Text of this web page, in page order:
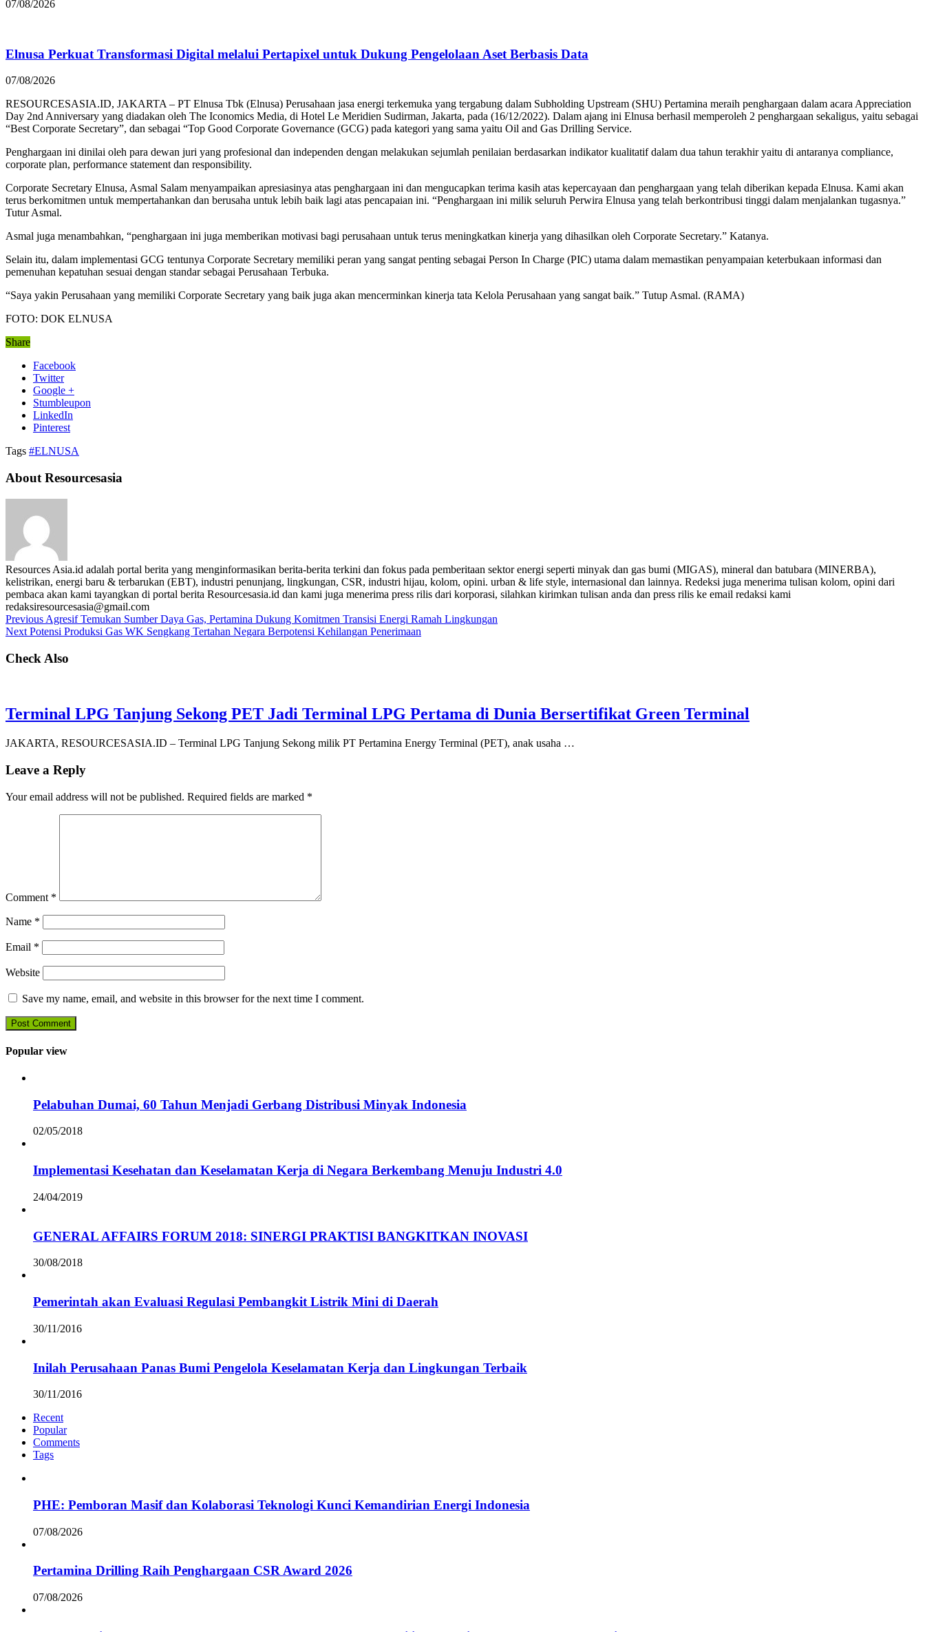
07/08/2026
Elnusa Perkuat Transformasi Digital melalui Pertapixel untuk Dukung Pengelolaan Aset Berbasis Data
07/08/2026
RESOURCESASIA.ID, JAKARTA – PT Elnusa Tbk (Elnusa) Perusahaan jasa energi terkemuka yang tergabung dalam Subholding Upstream (SHU) Pertamina meraih penghargaan dalam acara Appreciation
Day 2nd Anniversary yang diadakan oleh The Iconomics Media, di Hotel Le Meridien Sudirman, Jakarta, pada (16/12/2022). Dalam ajang ini Elnusa berhasil memperoleh 2 penghargaan sekaligus, yaitu sebagai
“Best Corporate Secretary”, dan sebagai “Top Good Corporate Governance (GCG) pada kategori yang sama yaitu Oil and Gas Drilling Service.
Penghargaan ini dinilai oleh para dewan juri yang profesional dan independen dengan melakukan sejumlah penilaian berdasarkan indikator kualitatif dalam dua tahun terakhir yaitu di antaranya compliance,
corporate plan, performance statement dan responsibility.
Corporate Secretary Elnusa, Asmal Salam menyampaikan apresiasinya atas penghargaan ini dan mengucapkan terima kasih atas kepercayaan dan penghargaan yang telah diberikan kepada Elnusa. Kami akan
terus berkomitmen untuk mempertahankan dan berusaha untuk lebih baik lagi atas pencapaian ini. “Penghargaan ini milik seluruh Perwira Elnusa yang telah berkontribusi tinggi dalam menjalankan tugasnya.”
Tutur Asmal.
Asmal juga menambahkan, “penghargaan ini juga memberikan motivasi bagi perusahaan untuk terus meningkatkan kinerja yang dihasilkan oleh Corporate Secretary.” Katanya.
Selain itu, dalam implementasi GCG tentunya Corporate Secretary memiliki peran yang sangat penting sebagai Person In Charge (PIC) utama dalam memastikan penyampaian keterbukaan informasi dan
pemenuhan kepatuhan sesuai dengan standar sebagai Perusahaan Terbuka.
“Saya yakin Perusahaan yang memiliki Corporate Secretary yang baik juga akan mencerminkan kinerja tata Kelola Perusahaan yang sangat baik.” Tutup Asmal. (RAMA)
FOTO: DOK ELNUSA
Share
Facebook
Twitter
Google +
Stumbleupon
LinkedIn
Pinterest
Tags #ELNUSA
About Resourcesasia
Resources Asia.id adalah portal berita yang menginformasikan berita-berita terkini dan fokus pada pemberitaan sektor energi seperti minyak dan gas bumi (MIGAS), mineral dan batubara (MINERBA),
kelistrikan, energi baru & terbarukan (EBT), industri penunjang, lingkungan, CSR, industri hijau, kolom, opini. urban & life style, internasional dan lainnya. Redeksi juga menerima tulisan kolom, opini dari
pembaca akan kami tayangkan di portal berita Resourcesasia.id dan kami juga menerima press rilis dari korporasi, silahkan kirimkan tulisan anda dan press rilis ke email redaksi kami
redaksiresourcesasia@gmail.com
Previous Agresif Temukan Sumber Daya Gas, Pertamina Dukung Komitmen Transisi Energi Ramah Lingkungan
Next Potensi Produksi Gas WK Sengkang Tertahan Negara Berpotensi Kehilangan Penerimaan
Check Also
Terminal LPG Tanjung Sekong PET Jadi Terminal LPG Pertama di Dunia Bersertifikat Green Terminal
JAKARTA, RESOURCESASIA.ID – Terminal LPG Tanjung Sekong milik PT Pertamina Energy Terminal (PET), anak usaha …
Leave a Reply
Your email address will not be published. Required fields are marked *
Comment *
Name *
Email *
Website
Save my name, email, and website in this browser for the next time I comment.
Popular view
Pelabuhan Dumai, 60 Tahun Menjadi Gerbang Distribusi Minyak Indonesia
02/05/2018
Implementasi Kesehatan dan Keselamatan Kerja di Negara Berkembang Menuju Industri 4.0
24/04/2019
GENERAL AFFAIRS FORUM 2018: SINERGI PRAKTISI BANGKITKAN INOVASI
30/08/2018
Pemerintah akan Evaluasi Regulasi Pembangkit Listrik Mini di Daerah
30/11/2016
Inilah Perusahaan Panas Bumi Pengelola Keselamatan Kerja dan Lingkungan Terbaik
30/11/2016
Recent
Popular
Comments
Tags
PHE: Pemboran Masif dan Kolaborasi Teknologi Kunci Kemandirian Energi Indonesia
07/08/2026
Pertamina Drilling Raih Penghargaan CSR Award 2026
07/08/2026